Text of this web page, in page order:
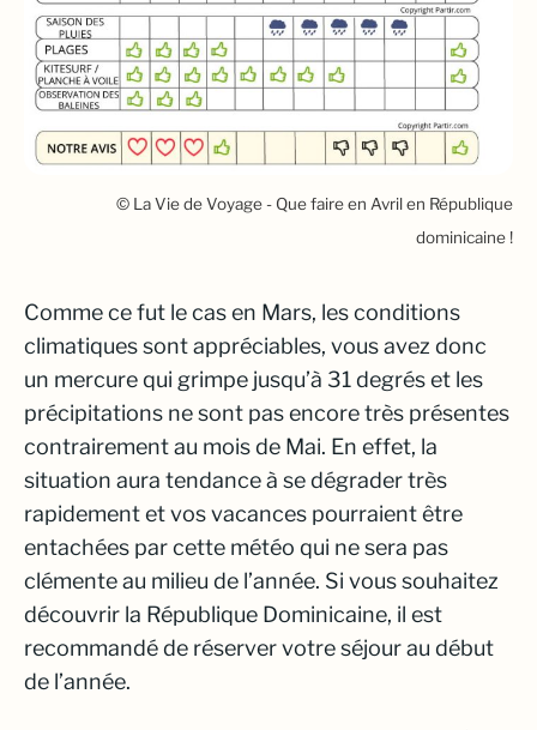
© La Vie de Voyage - Que faire en Avril en République
dominicaine !
Comme ce fut le cas en Mars, les conditions
climatiques sont appréciables, vous avez donc
un mercure qui grimpe jusqu’à 31 degrés et les
précipitations ne sont pas encore très présentes
contrairement au mois de Mai. En effet, la
situation aura tendance à se dégrader très
rapidement et vos vacances pourraient être
entachées par cette météo qui ne sera pas
clémente au milieu de l’année. Si vous souhaitez
découvrir la République Dominicaine, il est
recommandé de réserver votre séjour au début
de l’année.